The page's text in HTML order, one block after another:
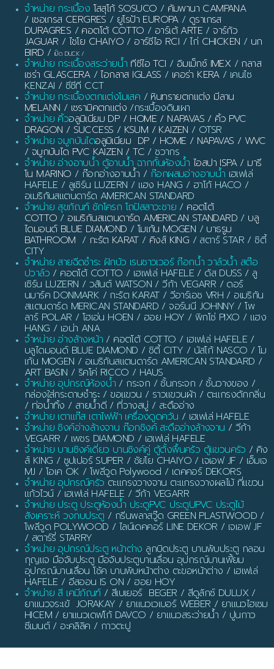
จำหน่าย กระเบื้อง โสสุโก้ SOSUCO / คัมพานา CAMPANA
/ เซอเกรส CERGRES / ยูโรป้า EUROPA/ ดูราเกรส
DURAGRES / คอตโต้ COTTO / อาร์เต้ ARTE /จาร์กัว
JAGUAR / ไชโย CHAIYO / อาร์ซีไอ RCI /ไก่ CHICKEN / นก
BIRD / เป็ด DUCK /
จำหน่าย กระเบื้องสระว่ายน้ำ ทีซีไอ TCI / อิมเม็กซ์ IMEX/ กลาส
เซร่า GLASCERA/ไอกลาส IGLASS / เคอร่า KERA/ เคนไซ
KENZAI / ซีซีที CCT
จำหน่าย กระเบื้องตกแต่งโมเสค / หินทรายตกแต่ง มีลาน
MELANN / เซรามิคตกแต่ง /กระเบื้องดินเผา
จำหน่าย คิ้วอลูมิเนียม DP / HOME / NAPAVAS / คิ้ว PVC
DRAGON / SUCCESS / KSUM / KAIZEN / OTSR
จำหน่าย จมูกบันไดอลูมิเนียม DP / HOME / NAPAVAS / WVC
/ จมูกบันได PVC KAIZEN / TC / ชวากร
จำหน่าย อ่างอาบน้ำ ตู้อาบน้ำ ฉากกั้นห้องน้ำ ไอสปา ISPA / มารี
โน MARINO / ก๊อกอ่างอาบน้ำ / ก๊อกผสมอ่างอาบน้ำ เฮเฟเล่
HAFELE / ลูเซิร์น LUZERN / แฮง HANG / ฮาโก้ HACO /
อเมริกันสแตนดาร์ด AMERICAN STANDARD
จำหน่าย สุขภัณฑ์ ชักโครก โถปัสสาวะชาย / คอตโต้
COTTO / อเมริกันสแตนดาร์ด AMERICAN STANDARD / บลู
ไดมอนด์ BLUE DIAMOND / โมเก้น MOGEN / บาธรูม
BATHROOM / กะรัต KARAT/ คิงส์ KING / สตาร์ STAR / ซิตี้
CITY
จำหน่าย สายฉีดชำระ ฝักบัว เรนชาวเวอร์ ก๊อกน้ำ วาล์วน้ำ สต๊อ
ปวาล์ว / คอตโต้ COTTO / เฮเฟเล่ HAFELE / ดัส DUSS / ลู
เซิร์น LUZERN / วสันต์ WATSON / วีก้า VEGARR / ดอร์
นมาร์ค DONMARK / กะรัต KARAT / วีอาร์เอช VRH / อเมริกัน
สแตนดาร์ด MERICAN STANDARD / จอร์นนี JOHNNY / โพ
ลาร์ POLAR / โฮเอ่น HOEN / ฮอย HOY / พิกโซ่ PIXO / แฮง
HANG / เอน่า ANA
จำหน่าย อ่างล้างหน้า / คอตโต้ COTTO / เฮเฟเล่ HAFELE /
บลูไดมอนด์ BLUE DIAMOND / ซิตี้ CITY / นัสโก้ NASCO / โม
เก้น MOGEN / อเมริกันสแตนดาร์ด AMERICAN STANDARD /
ART BASIN / ริคโค่ RICCO / HAUS
จำหน่าย อุปกรณ์ห้องน้ำ / กระจก / ชั้นกระจก / ชั้นวางของ /
กล่องใส่กระดาษชำระ / ขอแขวน / ราวแขวนผ้า / ตะแกรงดักกลิ่น
/ ท่อน้ำทิ้ง / สายน้ำดี / ที่วางสบู่ / สะดืออ่าง
จำหน่าย เตาแก๊ส เตาไฟฟ้า เครื่องดูดควัน / เฮเฟเล่ HAFELE
จำหน่าย ซิงค์อ่างล้างจาน ก๊อกซิงค์ สะดืออ่างล้างจาน / วีก้า
VEGARR / เพชร DIAMOND / เฮเฟเล่ HAFELE
จำหน่าย บานซิงค์เดี่ยว บานซิงค์คู่ ตู้ตั้งพื้นครัว ตู้แขวนครัว / คิง
ส์ KING / ซูปเปอร์ SUPER / ชัยโย CHAIYO / เจเอฟ JF / เอ็มเจ
MJ / โอเค OK / โพลีวูด Polywood / เดคคอร์ DEKORS
จำหน่าย อุปกรณ์ครัว ตะแกรงวางจาน ตะแกรงวางผลไม้ ที่แขวน
แก้วไวน์ / เฮเฟเล่ HAFELE / วีก้า VEGARR
จำหน่าย ประตู ประตูห้องน้ำ ประตูPVC ประตูUPVC ประตูไม้
สังเคราะห์ วงกบประตู / กรีนพลาสวู๊ด GREEN PLASTWOOD /
โพลีวูด POLYWOOD / ไลน์เดคคอร์ LINE DEKOR / เจเอฟ JF
/ สตาร์รี่ STARRY
จำหน่าย อุปกรณ์ประตู หน้าต่าง ลูกบิดประตู บานพับประตู กลอน
กุญแจ มือจับประตู มือจับประตูบานเลื่อน อุปกรณ์บานเฟี้ยม
อุปกรณ์บานเลื่อน โช้ค บานพับหน้าต่าง ตะขอหน้าต่าง / เฮเฟเล่
HAFELE / อีสออน IS ON / ฮอย HOY
จำหน่าย สี เคมีภัณฑ์/ สีเบเยอร์ BEGER / สีดูลักซ์ DULUX /
ยาแนวจระเข้ JORAKAY / ยาแนวเวเบอร์ WEBER / ยาแนวไฮเซม
HICEM / ยาแนวเดฟโก้ DAVCO / ยาแนวสระว่ายน้ำ / ปูนกาว
ซีเมนต์ / อะคลิลิค / กาวตะปู